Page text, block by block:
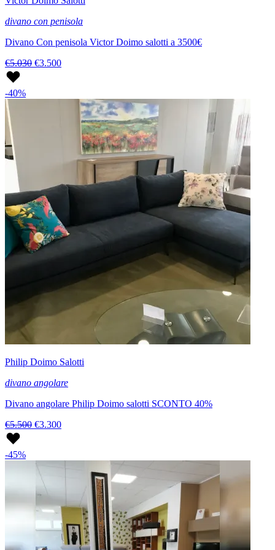
divano con penisola
Divano Con penisola Victor Doimo salotti a 3500€
€5.030 €3.500
-40%
Philip Doimo Salotti
divano angolare
Divano angolare Philip Doimo salotti SCONTO 40%
€5.500 €3.300
-45%